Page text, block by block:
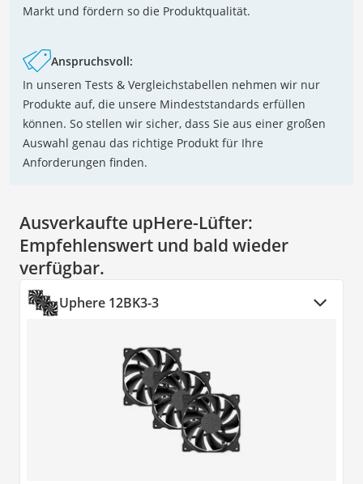
Markt und fördern so die Produktqualität.
Anspruchsvoll:
In unseren Tests & Vergleichstabellen nehmen wir nur
Produkte auf, die unsere Mindeststandards erfüllen
können. So stellen wir sicher, dass Sie aus einer großen
Auswahl genau das richtige Produkt für Ihre
Anforderungen finden.
Ausverkaufte upHere-Lüfter:
Empfehlenswert und bald wieder
verfügbar.
Uphere 12BK3-3